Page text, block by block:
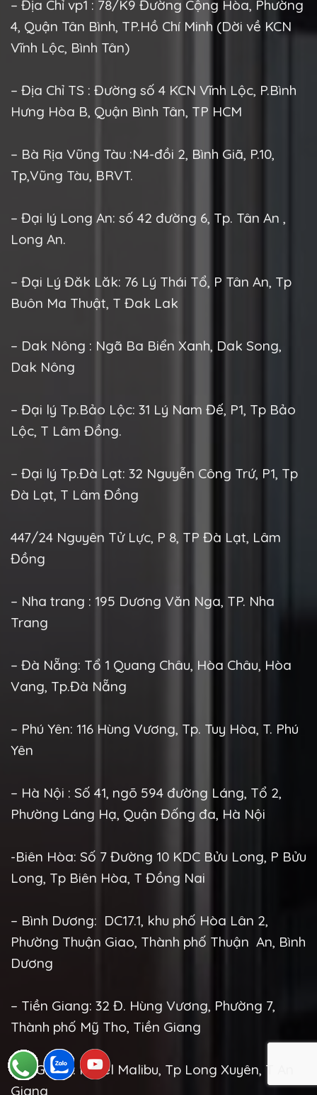
– Địa Chỉ vp1 : 78/K9 Đường Cộng Hòa, Phường
4, Quận Tân Bình, TP.Hồ Chí Minh (Dời về KCN
Vĩnh Lộc, Bình Tân)
– Địa Chỉ TS : Đường số 4 KCN Vĩnh Lộc, P.Bình
Hưng Hòa B, Quận Bình Tân, TP HCM
– Bà Rịa Vũng Tàu :N4-đồi 2, Bình Giã, P.10,
Tp,Vũng Tàu, BRVT.
– Đại lý Long An: số 42 đường 6, Tp. Tân An ,
Long An.
– Đại Lý Đăk Lăk: 76 Lý Thái Tổ, P Tân An, Tp
Buôn Ma Thuật, T Đak Lak
– Dak Nông : Ngã Ba Biển Xanh, Dak Song,
Dak Nông
– Đại lý Tp.Bảo Lộc: 31 Lý Nam Đế, P1, Tp Bảo
Lộc, T Lâm Đồng.
– Đại lý Tp.Đà Lạt: 32 Nguyễn Công Trứ, P1, Tp
Đà Lạt, T Lâm Đồng
447/24 Nguyên Tử Lực, P 8, TP Đà Lạt, Lâm
Đồng
– Nha trang : 195 Dương Văn Nga, TP. Nha
Trang
– Đà Nẵng: Tổ 1 Quang Châu, Hòa Châu, Hòa
Vang, Tp.Đà Nẵng
– Phú Yên: 116 Hùng Vương, Tp. Tuy Hòa, T. Phú
Yên
– Hà Nội : Số 41, ngõ 594 đường Láng, Tổ 2,
Phường Láng Hạ, Quận Đống đa, Hà Nội
-Biên Hòa: Số 7 Đường 10 KDC Bửu Long, P Bửu
Long, Tp Biên Hòa, T Đồng Nai
– Bình Dương: DC17.1, khu phố Hòa Lân 2,
Phường Thuận Giao, Thành phố Thuận An, Bình
Dương
– Tiền Giang: 32 Đ. Hùng Vương, Phường 7,
Thành phố Mỹ Tho, Tiền Giang
-An Giang: Hotel Malibu, Tp Long Xuyên, T An
Giang